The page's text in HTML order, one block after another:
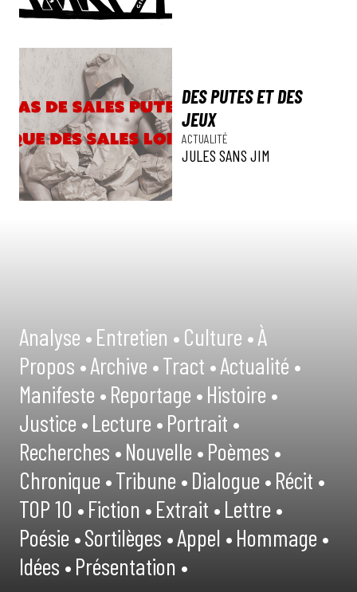
DES PUTES ET DES
JEUX
ACTUALITÉ
JULES SANS JIM
Analyse •Entretien •Culture •À
Propos •Archive •Tract •Actualité •
Manifeste •Reportage •Histoire •
Justice •Lecture •Portrait •
Recherches •Nouvelle •Poèmes •
Chronique •Tribune •Dialogue •Récit •
TOP 10 •Fiction •Extrait •Lettre •
Poésie •Sortilèges •Appel •Hommage •
Idées •Présentation •